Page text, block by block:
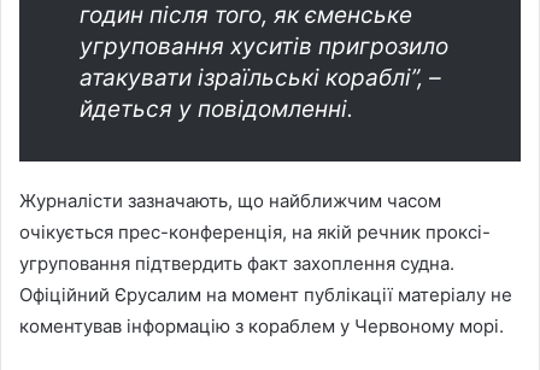
годин після того, як єменське
угруповання хуситів пригрозило
атакувати ізраїльські кораблі”, –
йдеться у повідомленні.
Журналісти зазначають, що найближчим часом
очікується прес-конференція, на якій речник проксі-
угруповання підтвердить факт захоплення судна.
Офіційний Єрусалим на момент публікації матеріалу не
коментував інформацію з кораблем у Червоному морі.